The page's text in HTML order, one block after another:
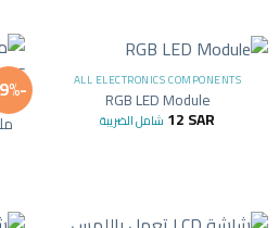
ALL ELECTRONICS COMPONENTS
RGB LED Module
12SAR شامل الضريبة
-39%